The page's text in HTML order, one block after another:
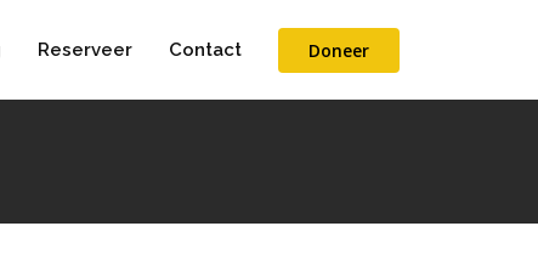
Reserveer Contact Doneer